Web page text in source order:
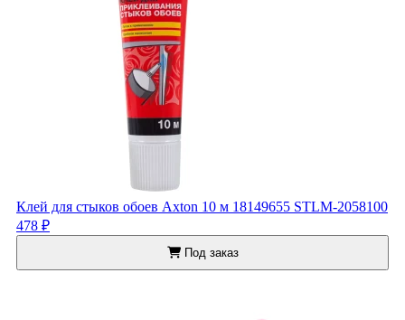
Клей для стыков обоев Axton 10 м 18149655 STLM-2058100
478 ₽
Под заказ